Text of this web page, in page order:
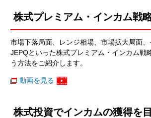
株式プレミアム・インカム戦
市場下落局面、レンジ相場、市場拡大局面
JEPQといった株式プレミアム・インカム
う方法をご紹介します。
動画を見る
株式投資でインカムの獲得を